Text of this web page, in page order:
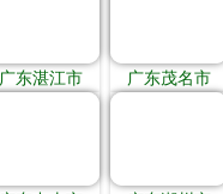
广东湛江市 广东茂名市